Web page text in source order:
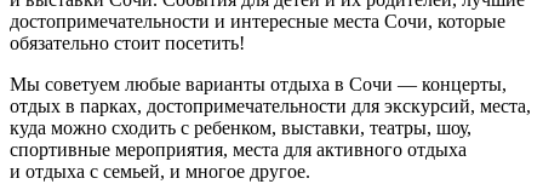
достопримечательности и интересные места Сочи, которые
обязательно стоит посетить!
Мы советуем любые варианты отдыха в Сочи — концерты,
отдых в парках, достопримечательности для экскурсий, места,
куда можно сходить с ребенком, выставки, театры, шоу,
спортивные мероприятия, места для активного отдыха
и отдыха с семьей, и многое другое.